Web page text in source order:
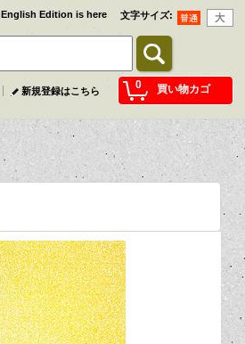
文字サイズ:
English Edition is here
0 買い物カゴ
新規登録はこちら